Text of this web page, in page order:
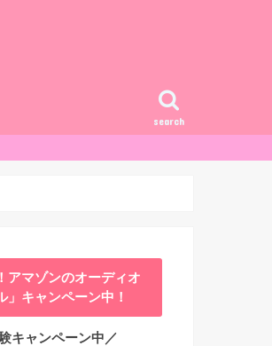
search
アマゾンのオーディオ
」キャンペーン中！
ャンペーン中／